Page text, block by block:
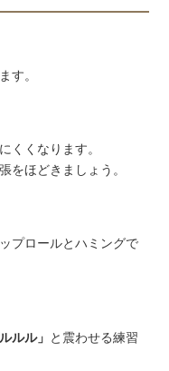
す。
くくなります。
をほどきましょう。
プロールとハミングで
ルル」 と震わせる練習